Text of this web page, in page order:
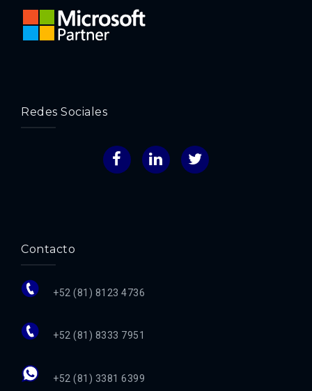
Redes Sociales
FacebookLinkedInTwitter
Contacto
+52 (81) 8123 4736
+52 (81) 8333 7951
+52 (81) 3381 6399